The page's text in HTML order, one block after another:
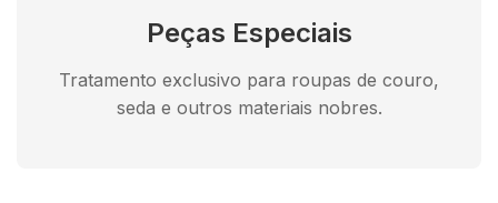
Peças Especiais
Tratamento exclusivo para roupas de couro,
seda e outros materiais nobres.